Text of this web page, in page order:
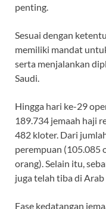
penting.
Sesuai dengan
memiliki mandat
serta menjalankan
Saudi.
Hingga hari ke-29
189.734 jemaah haji
482 kloter. Dari
perempuan (105.085
orang). Selain itu,
juga telah tiba di Arab
Fase kedatangan